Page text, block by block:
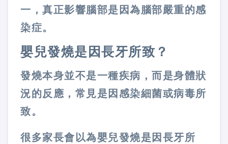
一，真正影響腦部是因為腦部嚴重的感
染症。
嬰兒發燒是因長牙所致？
發燒本身並不是一種疾病，而是身體狀
況的反應，常見是因感染細菌或病毒所
致。
很多家長會以為嬰兒發燒是因長牙所